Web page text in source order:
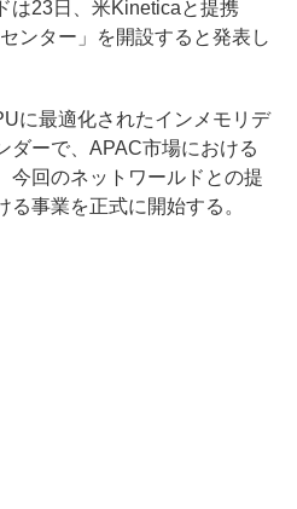
23日、米Kineticaと提携
ンター」を開設すると発表し
に最適化されたインメモリデ
ダーで、APAC市場における
今回のネットワールドとの提
事業を正式に開始する。